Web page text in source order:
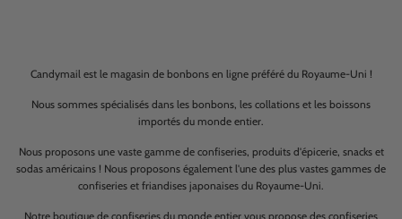
Candymail est le magasin de bonbons en ligne préféré du Royaume-Uni !
Nous sommes spécialisés dans les bonbons, les collations et les boissons
importés du monde entier.
Nous proposons une vaste gamme de confiseries, produits d'épicerie, snacks et
sodas américains ! Nous proposons également l'une des plus vastes gammes de
confiseries et friandises japonaises du Royaume-Uni.
Notre boutique de confiseries du monde entier vous propose des confiseries